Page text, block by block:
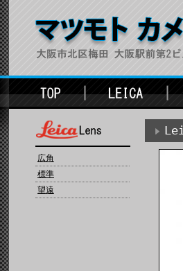
広角
標準
望遠